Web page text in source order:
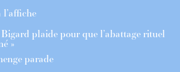
plaide pour que l’abattage rituel
»
parade